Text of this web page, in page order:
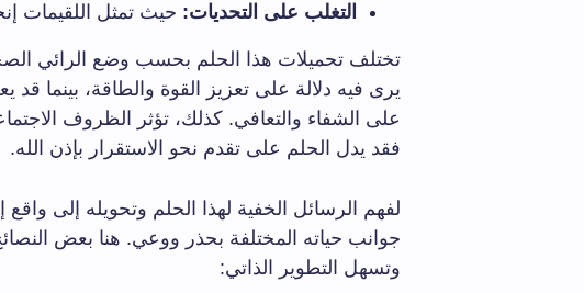
التغلب على التحديات: حيث تمثل اللقيمات
تختلف تحميلات هذا الحلم بحسب وضع الرائي
يرى فيه دلالة على تعزيز القوة والطاقة، بينما
على الشفاء والتعافي. كذلك، تؤثر الظروف
فقد يدل الحلم على تقدم نحو الاستقرار بإذن الله.
لفهم الرسائل الخفية لهذا الحلم وتحويله إلى
جوانب حياته المختلفة بحذر ووعي. هنا بعض النصائح
وتسهل التطوير الذاتي: